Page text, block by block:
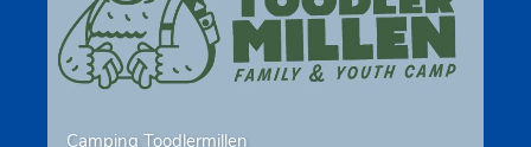
Camping Toodlermillen